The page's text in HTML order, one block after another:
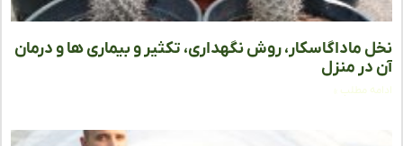
ماداگاسکار، روش نگهداری، تکثیر و بیماری ها و درمان
منزل
مطلب »